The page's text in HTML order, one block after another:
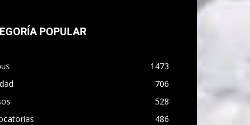
POPULAR
1473
706
528
486